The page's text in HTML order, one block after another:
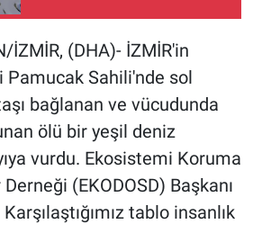
İZMİR, (DHA)- İZMİR'in
Pamucak Sahili'nde sol
bağlanan ve vücudunda
ölü bir yeşil deniz
vurdu. Ekosistemi Koruma
(EKODOSD) Başkanı
tablo insanlık